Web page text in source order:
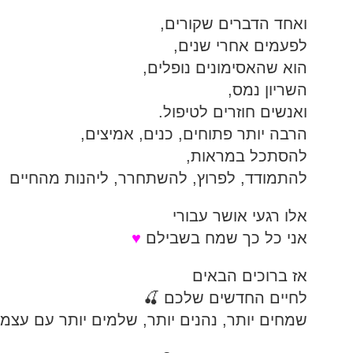
ואחד הדברים שקורים,
לפעמים אחרי שנים,
הוא שהאסימונים נופלים,
השריון נמס,
ואנשים חוזרים לטיפול.
הרבה יותר פתוחים, כנים, אמיצים,
להסתכל במראות,
להתמודד, לפרוץ, להשתחרר, ליהנות מהחיים
אלו רגעי אושר עבורי
אני כל כך שמח בשבילם ♥
אז ברוכים הבאים
לחיים החדשים שלכם 🍒
שמחים יותר, נהנים יותר, שלמים יותר עם